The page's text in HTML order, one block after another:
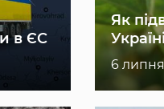
в ЄС
Як
6 липня